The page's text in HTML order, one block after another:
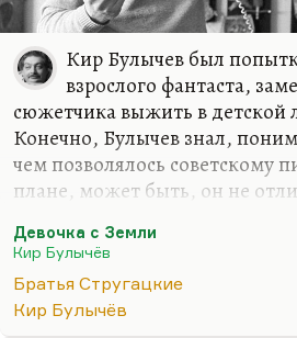
Кир Булычев был
взрослого фантаста,
сюжетчика выжить в детской
Конечно, Булычев знал,
чем позволялось советскому
плане, может быть, он не
обладал, безусловно,
мастерством. И потом,
абсолютно человечен. Вот
всякие модернисты, были
Девочка с Земли
Кир Булычёв
Братья Стругацкие
Кир Булычёв